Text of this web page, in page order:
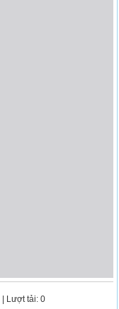
| Lượt tải: 0